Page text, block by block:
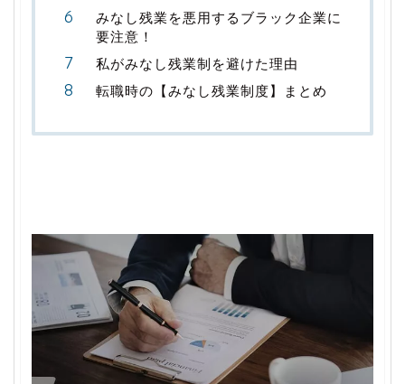
みなし残業を悪用するブラック企業に
要注意！
私がみなし残業制を避けた理由
転職時の【みなし残業制度】まとめ